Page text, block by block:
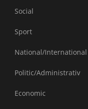
Social
Sport
National/International
Politic/Administrativ
Economic